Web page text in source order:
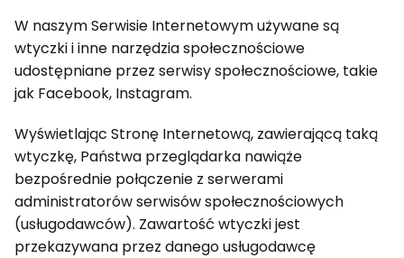
W naszym Serwisie Internetowym używane są
wtyczki i inne narzędzia społecznościowe
udostępniane przez serwisy społecznościowe, takie
jak Facebook, Instagram.
Wyświetlając Stronę Internetową, zawierającą taką
wtyczkę, Państwa przeglądarka nawiąże
bezpośrednie połączenie z serwerami
administratorów serwisów społecznościowych
(usługodawców). Zawartość wtyczki jest
przekazywana przez danego usługodawcę